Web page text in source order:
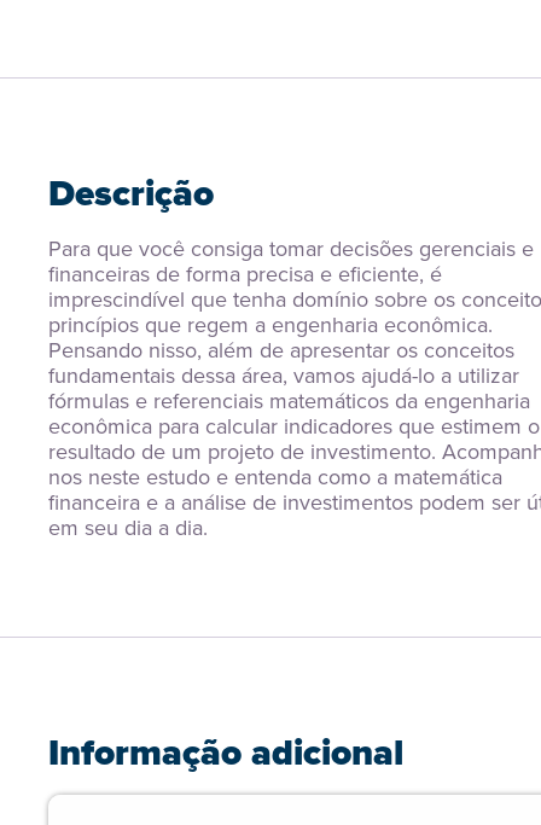
Descrição
Para que você consiga tomar decisões gerenciais e
financeiras de forma precisa e eficiente, é
imprescindível que tenha domínio sobre os
princípios que regem a engenharia econômica.
Pensando nisso, além de apresentar os conceitos
fundamentais dessa área, vamos ajudá-lo a utilizar
fórmulas e referenciais matemáticos da engenharia
econômica para calcular indicadores que estimem o
resultado de um projeto de investimento.
nos neste estudo e entenda como a matemática
financeira e a análise de investimentos podem ser
em seu dia a dia.
Informação adicional